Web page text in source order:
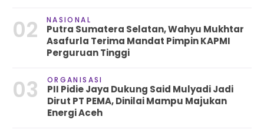
02 NASIONAL
Putra Sumatera Selatan, Wahyu Mukhtar
Asafurla Terima Mandat Pimpin KAPMI
Perguruan Tinggi
03 ORGANISASI
PII Pidie Jaya Dukung Said Mulyadi Jadi
Dirut PT PEMA, Dinilai Mampu Majukan
Energi Aceh